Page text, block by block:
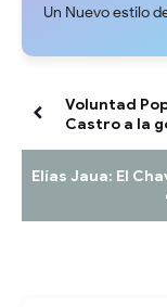
Un Nuevo estilo
Voluntad
Castro a la
Elías Jaua: El